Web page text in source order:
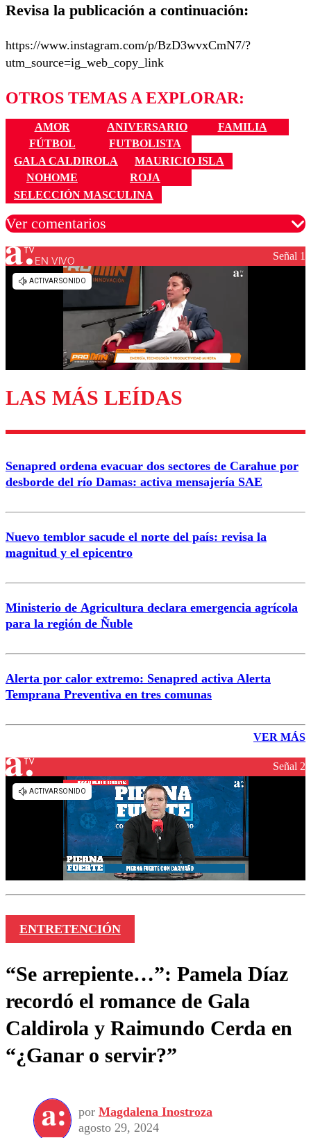
Revisa la publicación a continuación:
https://www.instagram.com/p/BzD3wvxCmN7/?
utm_source=ig_web_copy_link
OTROS TEMAS A EXPLORAR:
AMOR ANIVERSARIO
FAMILIA
FÚTBOL
FUTBOLISTA
GALA CALDIROLA
MAURICIO ISLA
NOHOME
ROJA
SELECCIÓN MASCULINA
Ver comentarios
Los comentarios son moderados para garantizar un
diálogo respetuoso.
Enviar comentario
EN VIVO Señal 1
LAS MÁS LEÍDAS
Senapred ordena evacuar dos sectores de Carahue por
desborde del río Damas: activa mensajería SAE
Nuevo temblor sacude el norte del país: revisa la
magnitud y el epicentro
Ministerio de Agricultura declara emergencia agrícola
para la región de Ñuble
Alerta por calor extremo: Senapred activa Alerta
Temprana Preventiva en tres comunas
VER MÁS
Señal 2
ENTRETENCIÓN
“Se arrepiente…”: Pamela Díaz
recordó el romance de Gala
Caldirola y Raimundo Cerda en
“¿Ganar o servir?”
por Magdalena Inostroza
agosto 29, 2024